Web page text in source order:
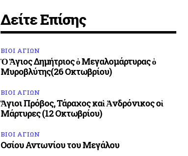
Δείτε Επίσης
ΒΙΟΙ ΑΓΙΩΝ
Ὁ Ἅγιος Δημήτριος ὁ Μεγαλομάρτυρας ὁ
Μυροβλύτης(26 Οκτωβρίου)
ΒΙΟΙ ΑΓΙΩΝ
Ἅγιοι Πρόβος, Τάραχος καὶ Ἀνδρόνικος οἱ
Μάρτυρες (12 Οκτωβρίου)
ΒΙΟΙ ΑΓΙΩΝ
Οσίου Αντωνίου του Μεγάλου